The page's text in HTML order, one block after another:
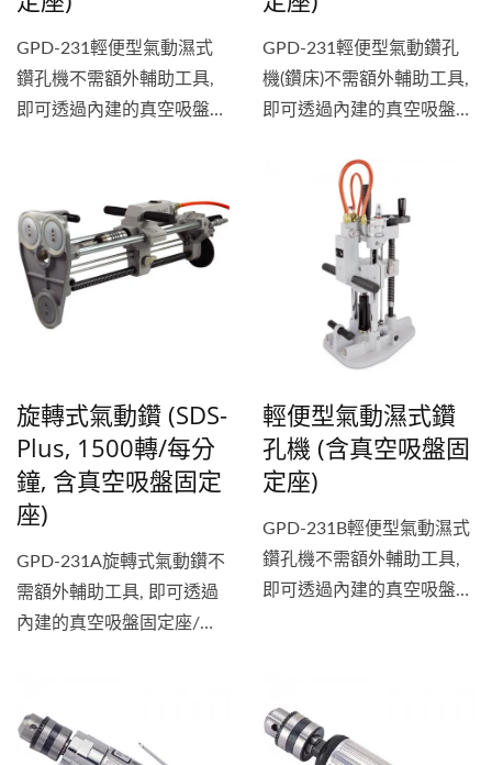
GPD-231輕便型氣動濕式
鑽孔機不需額外輔助工具,
即可透過內建的真空吸盤固
GPD-231輕便型氣動鑽孔
機(鑽床)不需額外輔助工具,
即可透過內建的真空吸盤固
工件上進行鑽孔/開孔工作.
Portable...
旋轉式氣動鑽 (SDS-
Plus, 1500轉/每分
鐘, 含真空吸盤固定
座)
GPD-231A旋轉式氣動鑽不
需額外輔助工具, 即可透過
內建的真空吸盤固定座/支
輕便型氣動濕式鑽
孔機 (含真空吸盤固
定座)
GPD-231B輕便型氣動濕式
鑽孔機不需額外輔助工具,
即可透過內建的真空吸盤固